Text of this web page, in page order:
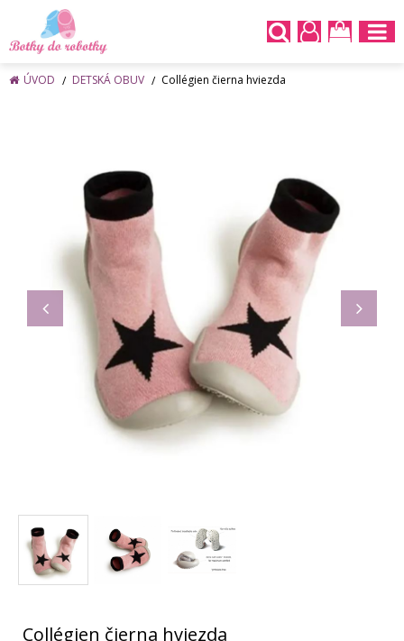
ÚVOD DETSKÁ OBUV Collégien čierna hviezda
Collégien čierna hviezda